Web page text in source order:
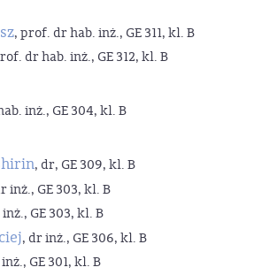
, prof. dr hab. inż., GE 311, kl. B
dr hab. inż., GE 312, kl. B
inż., GE 304, kl. B
, dr, GE 309, kl. B
inż., GE 303, kl. B
GE 303, kl. B
, dr inż., GE 306, kl. B
GE 301, kl. B